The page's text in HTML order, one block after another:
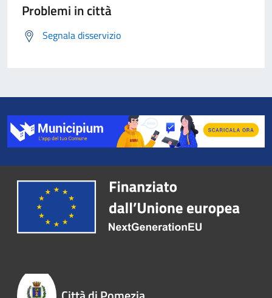
Problemi in città
Segnala disservizio